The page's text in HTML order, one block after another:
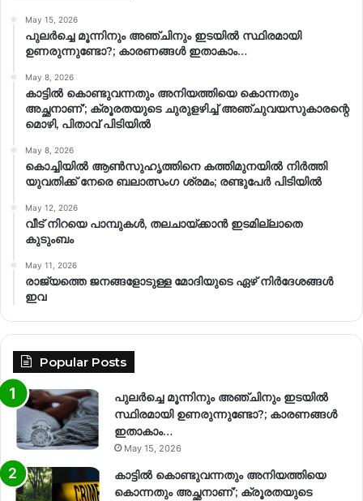
May 15, 2026
പുലർച്ചെ മൂന്നിനും അഞ്ചിനും ഇടയിൽ സ്ഥിരമായി
ഉണരുന്നുണ്ടോ?; കാരണങ്ങള്‍ ഇതാകാം…
May 8, 2026
കാട്ടിൽ കൊണ്ടുവന്നതും അനിയത്തിയെ കൊന്നതും
അച്ഛനാണ്’; ക്രൂരതയുടെ ചുരുളഴിച്ച് അഞ്ചുവയസുകാരന്റെ
മൊഴി, പിതാവ് പിടിയിൽ
May 8, 2026
കൊച്ചിയിൽ ആൺസുഹൃത്തിനെ കത്തിമുനയിൽ നിർത്തി
യുവതിക്ക് നേരെ ബലാത്സംഗ​ ശ്രമം; രണ്ടുപേർ പിടിയിൽ
May 12, 2026
വീട് നിറയെ പാമ്പുകൾ, തലചായ്ക്കാൻ ഇടമില്ലാതെ
കുടുംബം
May 11, 2026
രാജ്യത്തെ ജനങ്ങളോടുള്ള മോദിയുടെ ഏഴ് നിര്‍ദേശങ്ങള്‍
ഇവ
Popular Posts
പുലർച്ചെ മൂന്നിനും അഞ്ചിനും ഇടയിൽ
സ്ഥിരമായി ഉണരുന്നുണ്ടോ?; കാരണങ്ങള്‍
ഇതാകാം…
May 15, 2026
കാട്ടിൽ കൊണ്ടുവന്നതും അനിയത്തിയെ
കൊന്നതും അച്ഛനാണ്’; ക്രൂരതയുടെ